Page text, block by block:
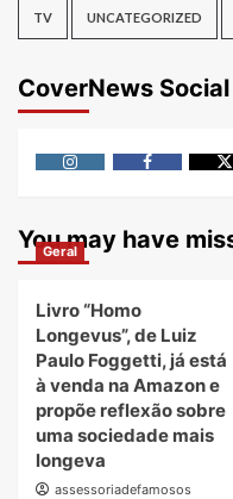
TV UNCATEGORIZED
CoverNews Social
You may have
Geral
Livro “Homo
Longevus”, de Luiz
Paulo Foggetti, já está
à venda na Amazon e
propõe reflexão sobre
uma sociedade mais
longeva
assessoriadefamosos